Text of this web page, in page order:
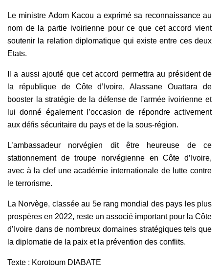
Le ministre Adom Kacou a exprimé sa reconnaissance au
nom de la partie ivoirienne pour ce que cet accord vient
soutenir la relation diplomatique qui existe entre ces deux
Etats.
Il a aussi ajouté que cet accord permettra au président de
la république de Côte d’Ivoire, Alassane Ouattara de
booster la stratégie de la défense de l'armée ivoirienne et
lui donné également l’occasion de répondre activement
aux défis sécuritaire du pays et de la sous-région.
L’ambassadeur norvégien dit être heureuse de ce
stationnement de troupe norvégienne en Côte d’Ivoire,
avec à la clef une académie internationale de lutte contre
le terrorisme.
La Norvège, classée au 5e rang mondial des pays les plus
prospères en 2022, reste un associé important pour la Côte
d’Ivoire dans de nombreux domaines stratégiques tels que
la diplomatie de la paix et la prévention des conflits.
Texte : Korotoum DIABATE